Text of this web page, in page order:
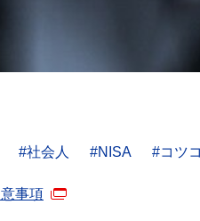
社会人 NISA コツ
事項